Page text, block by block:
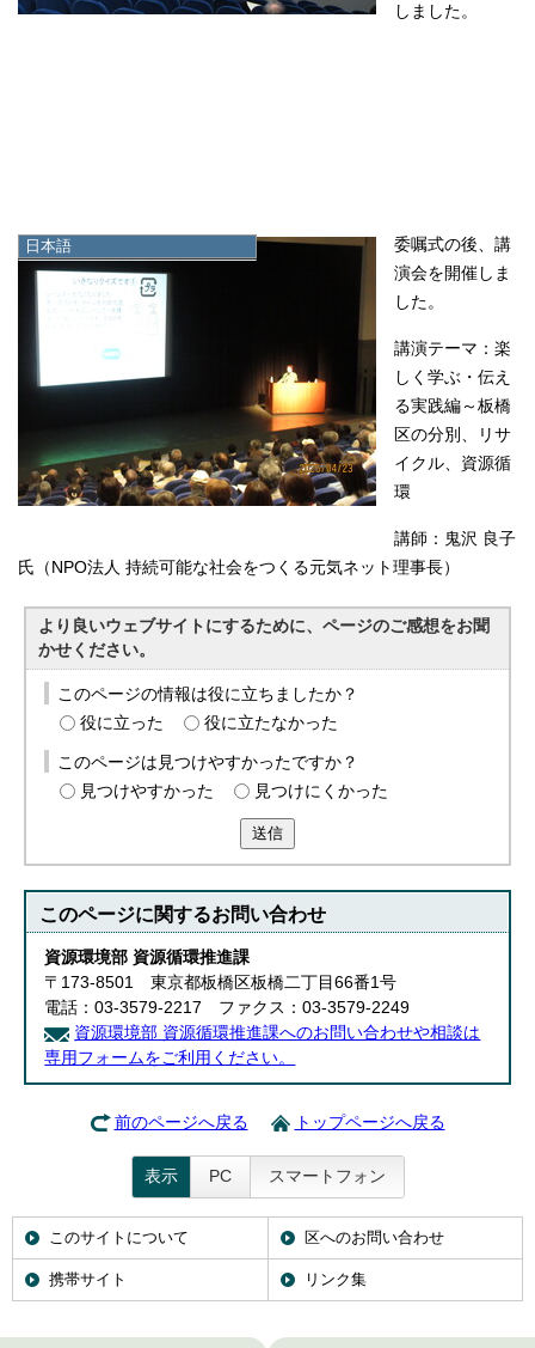
日本語
日本語
English
한국어
简体中文
しました。
委嘱式の後、講
演会を開催しま
した。
講演テーマ：楽
しく学ぶ・伝え
る実践編～板橋
区の分別、リサ
イクル、資源循
環
講師：鬼沢 良子
氏（NPO法人 持続可能な社会をつくる元気ネット理事長）
より良いウェブサイトにするために、ページのご感想をお聞
かせください。
このページの情報は役に立ちましたか？
役に立った
役に立たなかった
このページは見つけやすかったですか？
見つけやすかった
見つけにくかった
送信
このページに関するお問い合わせ
資源環境部 資源循環推進課
〒173-8501 東京都板橋区板橋二丁目66番1号
電話：03-3579-2217 ファクス：03-3579-2249
資源環境部 資源循環推進課へのお問い合わせや相談は
専用フォームをご利用ください。
前のページへ戻る トップページへ戻る
表示 PC スマートフォン
このサイトについて 区へのお問い合わせ
携帯サイト リンク集